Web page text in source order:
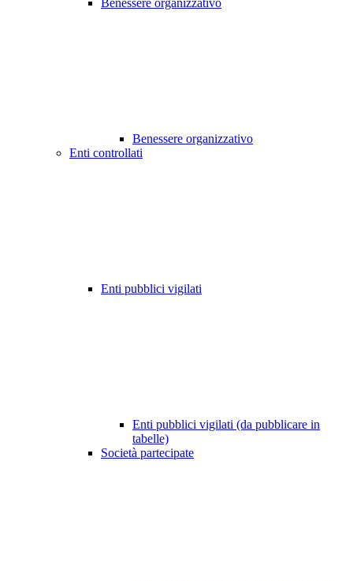
Benessere organizzativo
Benessere organizzativo
Enti controllati
Enti pubblici vigilati
Enti pubblici vigilati (da pubblicare in
tabelle)
Società partecipate